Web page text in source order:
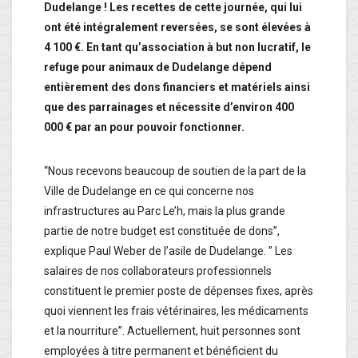
Dudelange ! Les recettes de cette journée, qui lui
ont été intégralement reversées, se sont élevées à
4 100 €. En tant qu’association à but non lucratif, le
refuge pour animaux de Dudelange dépend
entièrement des dons financiers et matériels ainsi
que des parrainages et nécessite d’environ 400
000 € par an pour pouvoir fonctionner.
“Nous recevons beaucoup de soutien de la part de la
Ville de Dudelange en ce qui concerne nos
infrastructures au Parc Le’h, mais la plus grande
partie de notre budget est constituée de dons”,
explique Paul Weber de l’asile de Dudelange. ” Les
salaires de nos collaborateurs professionnels
constituent le premier poste de dépenses fixes, après
quoi viennent les frais vétérinaires, les médicaments
et la nourriture”. Actuellement, huit personnes sont
employées à titre permanent et bénéficient du